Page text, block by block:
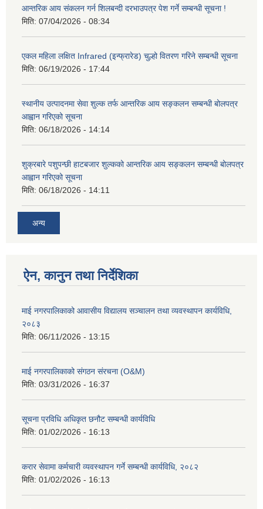
आन्तरिक आय संकलन गर्न शिलबन्दी दरभाउपत्र पेश गर्ने सम्बन्धी सूचना !
मिति: 07/04/2026 - 08:34
एकल महिला लक्षित Infrared (इन्फ्रारेड) चुल्हो वितरण गरिने सम्बन्धी सूचना
मिति: 06/19/2026 - 17:44
स्थानीय उत्पादनमा सेवा शुल्क तर्फ आन्तरिक आय सङ्कलन सम्बन्धी बोलपत्र
आह्वान गरिएको सूचना
मिति: 06/18/2026 - 14:14
शुक्रबारे पशुपन्छी हाटबजार शुल्कको आन्तरिक आय सङ्कलन सम्बन्धी बोलपत्र
आह्वान गरिएको सूचना
मिति: 06/18/2026 - 14:11
अन्य
ऐन, कानुन तथा निर्देशिका
माई नगरपालिकाको आवासीय विद्यालय सञ्चालन तथा व्यवस्थापन कार्यविधि,
२०८३
मिति: 06/11/2026 - 13:15
माई नगरपालिकाको संगठन संरचना (O&M)
मिति: 03/31/2026 - 16:37
सूचना प्रविधि अधिकृत छनौट सम्बन्धी कार्यविधि
मिति: 01/02/2026 - 16:13
करार सेवामा कर्मचारी व्यवस्थापन गर्ने सम्बन्धी कार्यविधि, २०८२
मिति: 01/02/2026 - 16:13